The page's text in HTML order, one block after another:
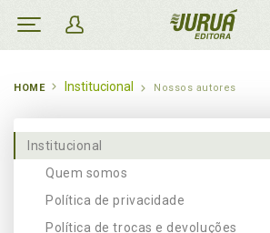
HOME Institucional Nossos autores
Institucional
Quem somos
Política de privacidade
Política de trocas e devoluções